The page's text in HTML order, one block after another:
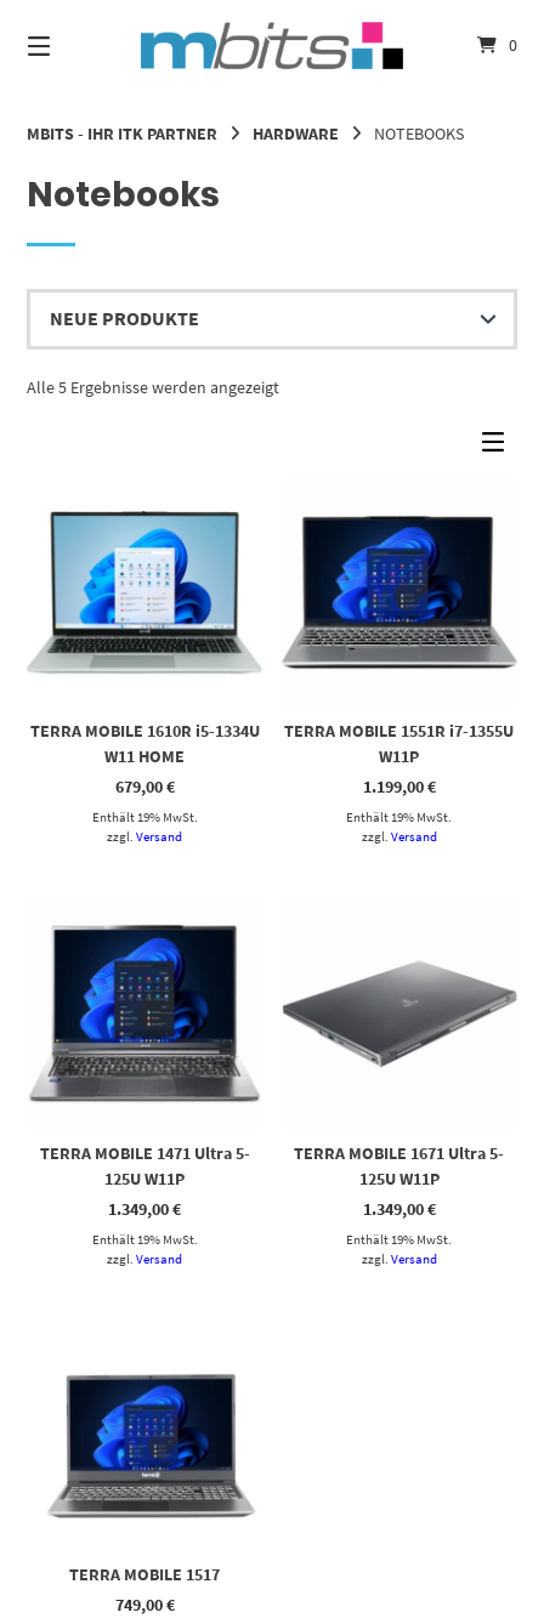
zum
Inhalt
0
MBITS - IHR ITK PARTNER HARDWARE NOTEBOOKS
Notebooks
Alle 5 Ergebnisse werden angezeigtNach
TERRA MOBILE 1610R i5-1334U
W11 HOME
679,00€
Enthält 19% MwSt.
zzgl.Versand
TERRA MOBILE 1551R i7-1355U
W11P
1.199,00€
Enthält 19% MwSt.
zzgl. Versand
TERRA MOBILE 1471 Ultra 5-
125U W11P
1.349,00€
Enthält 19% MwSt.
zzgl.Versand
TERRA MOBILE 1671 Ultra 5-
125U W11P
1.349,00€
Enthält 19% MwSt.
zzgl. Versand
TERRA MOBILE 1517
749,00€